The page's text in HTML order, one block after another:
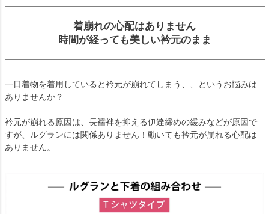
着崩れの心配はありません
時間が経っても美しい衿元のまま
一日着物を着用していると衿元が崩れてしまう、、というお悩みは
ありませんか？
衿元が崩れる原因は、長襦袢を抑える伊達締めの緩みなどが原因で
すが、ルグランには関係ありません！動いても衿元が崩れる心配は
ありません。